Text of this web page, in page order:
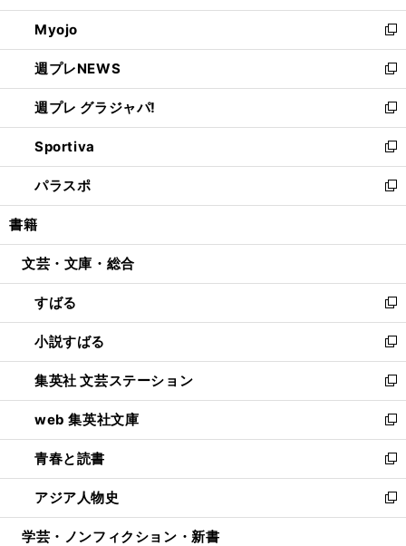
開
く
ウ
で
開
く
ン
ド
ウ
で
開
く
ウ
ィ
ン
ド
ウ
で
開
く
Myojo
新
し
い
ウ
ィ
ン
ド
ウ
で
開
週プレNEWS
新
し
い
ウ
ィ
ン
ド
ウ
開
週プレ グラジャパ!
新
し
い
ウ
ィ
ン
ウ
開
く
Sportiva
新
し
い
ウ
ン
ウ
で
開
く
パラスポ
新
し
ウ
ン
ド
ウ
で
開
く
書籍
文芸・文庫・総合
すばる
新
し
い
ウ
ィ
ン
ド
ウ
で
開
く
小説すばる
新
し
い
ウ
ィ
ン
ド
ウ
で
開
集英社 文芸ステーション
新
し
い
ウ
ィ
ン
ド
ウ
web 集英社文庫
新
し
い
ウ
ィ
ン
青春と読書
新
し
い
ウ
アジア人物史
新
し
学芸・ノンフィクション・新書